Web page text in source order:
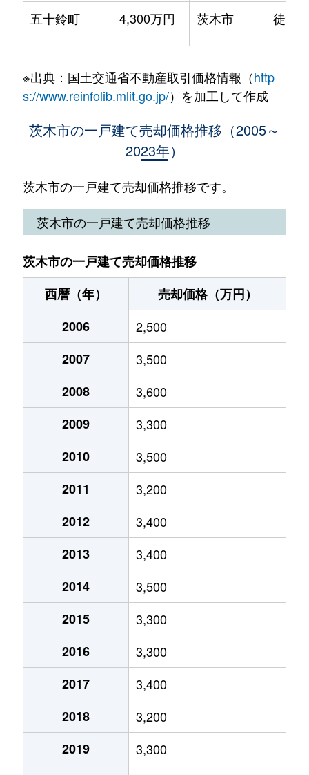
五十鈴町
4,300万円 茨木市
徒歩
上野町
12,000万円 茨木
徒歩
4,700万円
上野町
1,600万円 茨木
上野町
1,400万円 茨木
丑寅
3,100万円 千里丘
徒歩
丑寅
2,000万円 南茨木
徒歩
8,900万円
3,000万円
大住町
1,500万円
大住町
4,600万円
2,300万円
12,000万円
5,600万円
大手町
3,300万円
2,200万円
400万円
900万円
※出典：国土交通省不動産取引価格情報（http
s://www.reinfolib.mlit.go.jp/）を加工して作成
茨木市の一戸建て売却価格推移（2005～
2023年）
茨木市の一戸建て売却価格推移です。
茨木市の一戸建て売却価格推移
茨木市の一戸建て売却価格推移
西暦（年）
売却価格（万円）
2006
2,500
2007
3,500
2008
3,600
2009
3,300
2010
3,500
2011
3,200
2012
3,400
2013
3,400
2014
3,500
2015
3,300
2016
3,300
2017
3,400
2018
3,200
2019
3,300